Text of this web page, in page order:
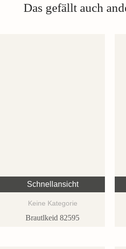
Das gefällt auch
Schnellansicht
Keine Kategorie
Brautlkeid 82595